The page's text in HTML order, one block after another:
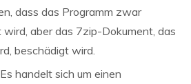
dass das Programm zwar
aber das 7zip-Dokument, das
beschädigt wird.
Es handelt sich um einen